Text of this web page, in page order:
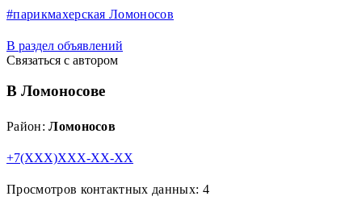
#парикмахерская Ломоносов
В раздел объявлений
Связаться с автором
В Ломоносове
Район:Ломоносов
+7(XXX)XXX-XX-XX
Просмотров контактных данных: 4